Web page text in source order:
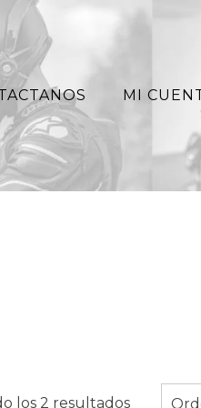
MI
los 2 resultados